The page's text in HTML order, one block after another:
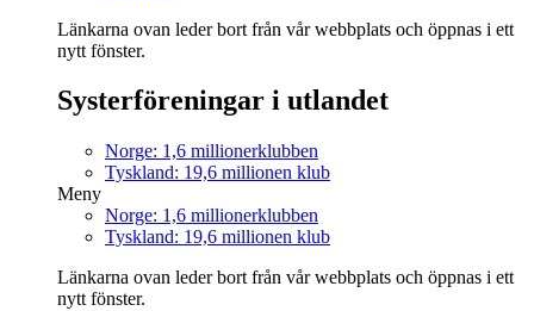
Länkarna ovan leder bort från vår webbplats och öppnas i ett
nytt fönster.
Systerföreningar i utlandet
Norge: 1,6 millionerklubben
Tyskland: 19,6 millionen klub
Meny
Norge: 1,6 millionerklubben
Tyskland: 19,6 millionen klub
Länkarna ovan leder bort från vår webbplats och öppnas i ett
nytt fönster.